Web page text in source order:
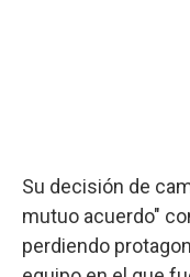
Su decisión de
mutuo acuerdo"
perdiendo